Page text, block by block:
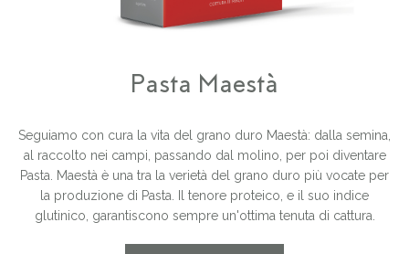
Pasta Maestà
Seguiamo con cura la vita del grano duro Maestà: dalla semina,
al raccolto nei campi, passando dal molino, per poi diventare
Pasta. Maestà è una tra la verietà del grano duro più vocate per
la produzione di Pasta. Il tenore proteico, e il suo indice
glutinico, garantiscono sempre un'ottima tenuta di cattura.